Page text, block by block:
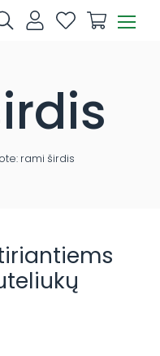
rami širdis